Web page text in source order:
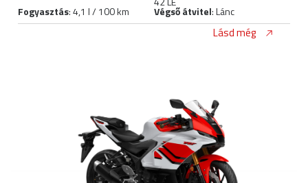
Fogyasztás: 4,1 l / 100 km Végső átvitel: Lánc
Lásd még